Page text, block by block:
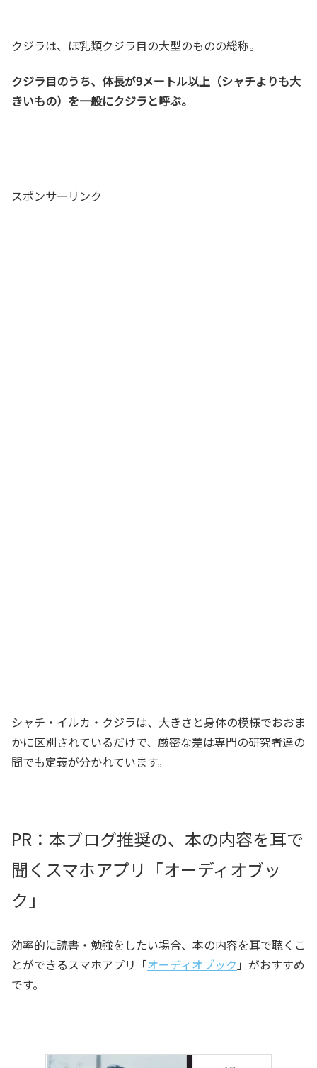
クジラは、ほ乳類クジラ目の大型のものの総称。
クジラ目のうち、体長が9メートル以上（シャチよりも大
きいもの）を一般にクジラと呼ぶ。
スポンサーリンク
シャチ・イルカ・クジラは、大きさと身体の模様でおおま
かに区別されているだけで、厳密な差は専門の研究者達の
間でも定義が分かれています。
PR：本ブログ推奨の、本の内容を耳で
聞くスマホアプリ「オーディオブッ
ク」
効率的に読書・勉強をしたい場合、本の内容を耳で聴くこ
とができるスマホアプリ「オーディオブック 」がおすすめ
です。